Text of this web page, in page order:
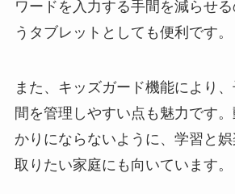
ワードを入力する手間を減らせ
うタブレットとしても便利です。
また、キッズガード機能により
間を管理しやすい点も魅力です
かりにならないように、学習と
取りたい家庭にも向いています。